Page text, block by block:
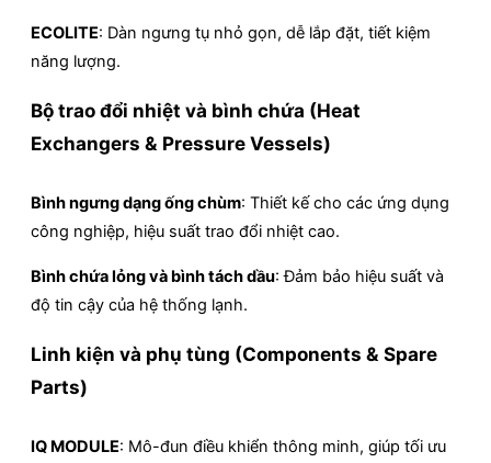
ECOLITE: Dàn ngưng tụ nhỏ gọn, dễ lắp đặt, tiết kiệm
năng lượng.
Bộ trao đổi nhiệt và bình chứa (Heat
Exchangers & Pressure Vessels)
Bình ngưng dạng ống chùm: Thiết kế cho các ứng dụng
công nghiệp, hiệu suất trao đổi nhiệt cao.
Bình chứa lỏng và bình tách dầu: Đảm bảo hiệu suất và
độ tin cậy của hệ thống lạnh.
Linh kiện và phụ tùng (Components & Spare
Parts)
IQ MODULE: Mô-đun điều khiển thông minh, giúp tối ưu